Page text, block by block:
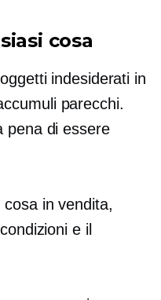
cosa
indesiderati in
parecchi.
pena di essere
in vendita,
e il